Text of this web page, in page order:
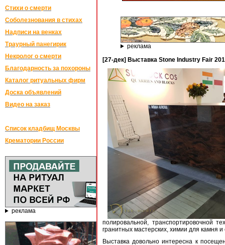
Стихи о смерти
Соболезнования в стихах
Надписи на венках
Траурный панегирик
Некролог о смерти
Благодарность за похороны
Каталог ритуальных фирм
Доска объявлений
Видео на заказ
Список кладбищ Москвы
Крематории России
реклама
реклама
[27-дек] Выставка Stone Industry Fair
полировальной, транспортировочной
гранитных мастерских, химии для камня и
Выставка довольно интересна к